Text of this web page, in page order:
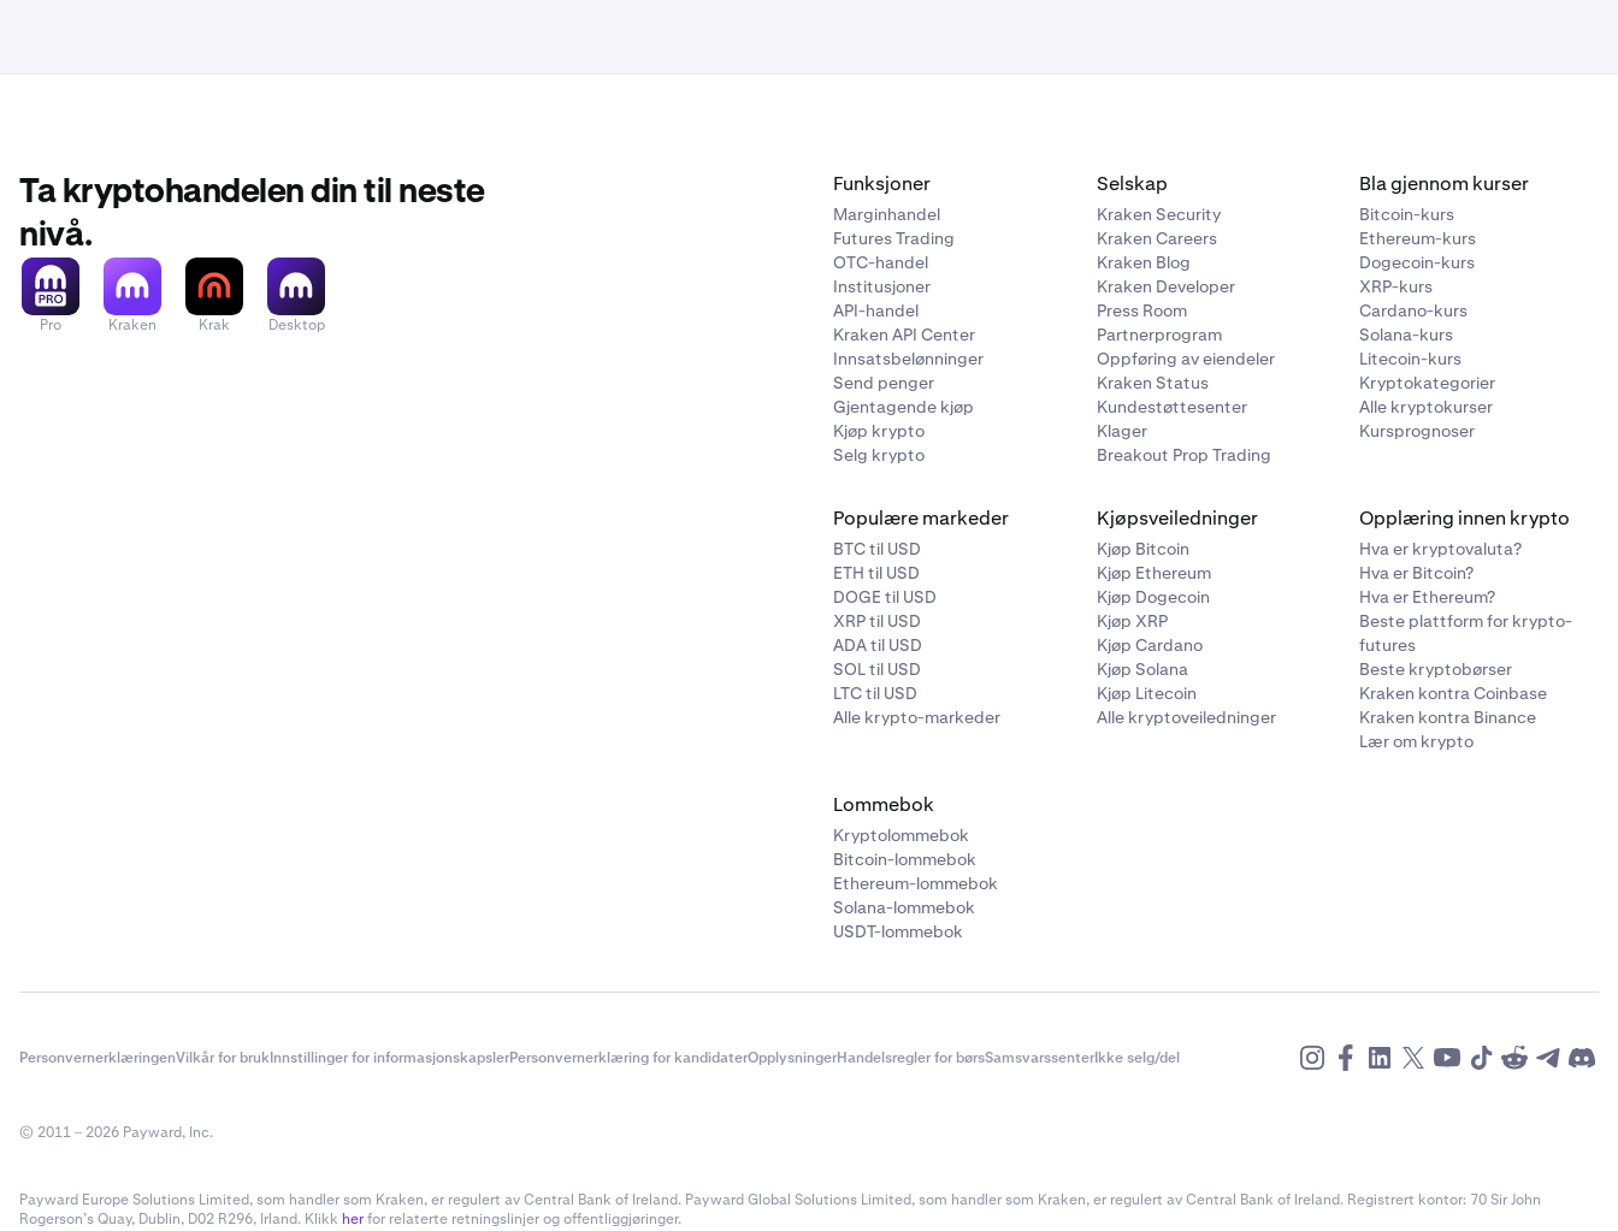
Ta kryptohandelen din til neste
nivå.
Pro Kraken Krak Desktop
Funksjoner
Marginhandel
Futures Trading
OTC-handel
Institusjoner
API-handel
Kraken API Center
Innsatsbelønninger
Send penger
Gjentagende kjøp
Kjøp krypto
Selg krypto
Selskap
Kraken Security
Kraken Careers
Kraken Blog
Kraken Developer
Press Room
Partnerprogram
Oppføring av eiendeler
Kraken Status
Kundestøttesenter
Klager
Breakout Prop Trading
Bla gjennom kurser
Bitcoin-kurs
Ethereum-kurs
Dogecoin-kurs
XRP-kurs
Cardano-kurs
Solana-kurs
Litecoin-kurs
Kryptokategorier
Alle kryptokurser
Kursprognoser
Populære markeder
BTC til USD
ETH til USD
DOGE til USD
XRP til USD
ADA til USD
SOL til USD
LTC til USD
Alle krypto-markeder
Kjøpsveiledninger
Kjøp Bitcoin
Kjøp Ethereum
Kjøp Dogecoin
Kjøp XRP
Kjøp Cardano
Kjøp Solana
Kjøp Litecoin
Alle kryptoveiledninger
Opplæring innen krypto
Hva er kryptovaluta?
Hva er Bitcoin?
Hva er Ethereum?
Beste plattform for krypto-
futures
Beste kryptobørser
Kraken kontra Coinbase
Kraken kontra Binance
Lær om krypto
Lommebok
Kryptolommebok
Bitcoin-lommebok
Ethereum-lommebok
Solana-lommebok
USDT-lommebok
PersonvernerklæringenVilkår for brukInnstillinger for informasjonskapslerPersonvernerklæring for kandidaterOpplysningerHandelsregler for børsSamsvarssenterIkke selg/del
© 2011 – 2026 Payward, Inc.
Payward Europe Solutions Limited, som handler som Kraken, er regulert av Central Bank of Ireland. Payward Global Solutions Limited, som handler som Kraken, er regulert av Central Bank of Ireland. Registrert kontor: 70 Sir John
Rogerson’s Quay, Dublin, D02 R296, Irland. Klikk herfor relaterte retningslinjer og offentliggjøringer.